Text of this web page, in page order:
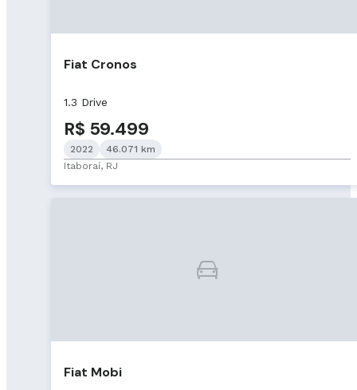
Fiat Cronos
1.3 Drive
R$ 59.499
2022
46.071 km
Itaboraí, RJ
Fiat Mobi